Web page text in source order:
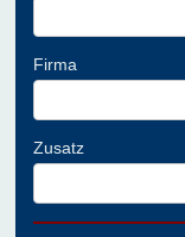
Firma
Zusatz